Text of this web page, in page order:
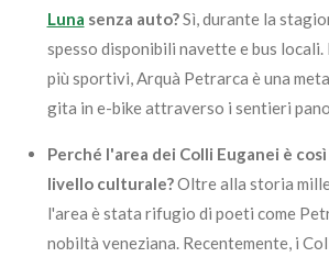
Luna senza auto?Sì, durante la
spesso disponibili navette e bus
più sportivi, Arquà Petrarca è una
gita in e-bike attraverso i sentieri
Perché l'area dei Colli Euganei è
livello culturale?Oltre alla storia
l'area è stata rifugio di poeti come
nobiltà veneziana. Recentemente, i